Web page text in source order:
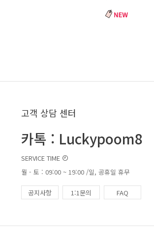
고객 상담 센터
카톡 : Luckypoom8
SERVICE TIME
월 - 토 : 09:00 ~ 19:00 /일, 공휴일 휴무
공지사항 1:1문의 FAQ